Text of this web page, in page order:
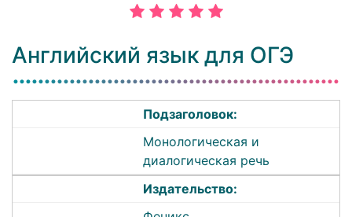
Английский язык для ОГЭ
Подзаголовок:
Монологическая и
диалогическая речь
Издательство: